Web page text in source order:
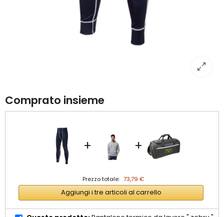
Comprato insieme
+ +
Prezzo totale: 73,79 €
Aggiungi i tre articoli al carrello